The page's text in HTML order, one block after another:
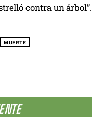
contra un árbol”.
MUERTE